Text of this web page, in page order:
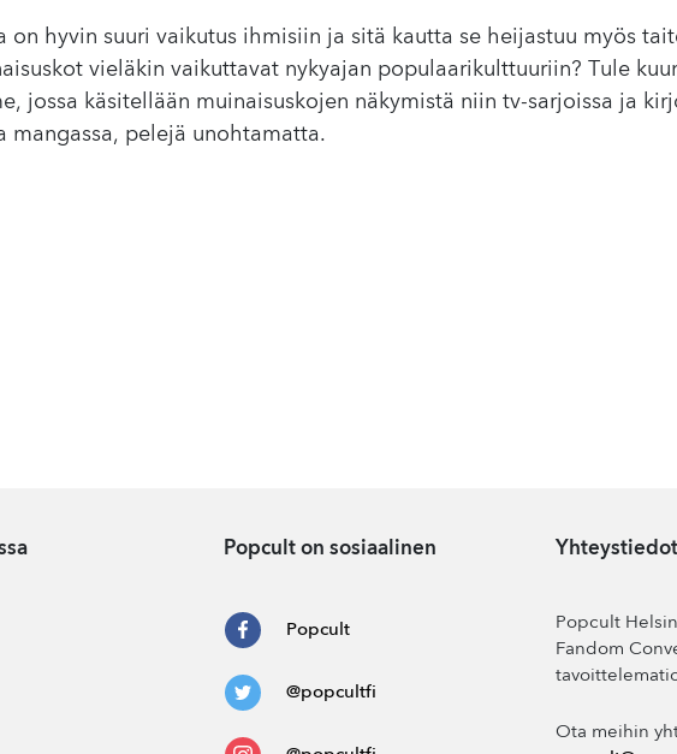
on hyvin suuri vaikutus ihmisiin ja sitä kautta se heijastuu myös
vieläkin vaikuttavat nykyajan populaarikulttuuriin? Tule
jossa käsitellään muinaisuskojen näkymistä niin tv-sarjoissa ja
mangassa, pelejä unohtamatta.
Popcult on sosiaalinen
Popcult
@popcultfi
Yhteystiedot
Popcult
Fandom
Ota meihin